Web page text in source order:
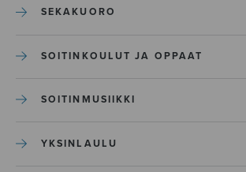
SEKAKUORO
SOITINKOULUT JA OPPAAT
SOITINMUSIIKKI
YKSINLAULU